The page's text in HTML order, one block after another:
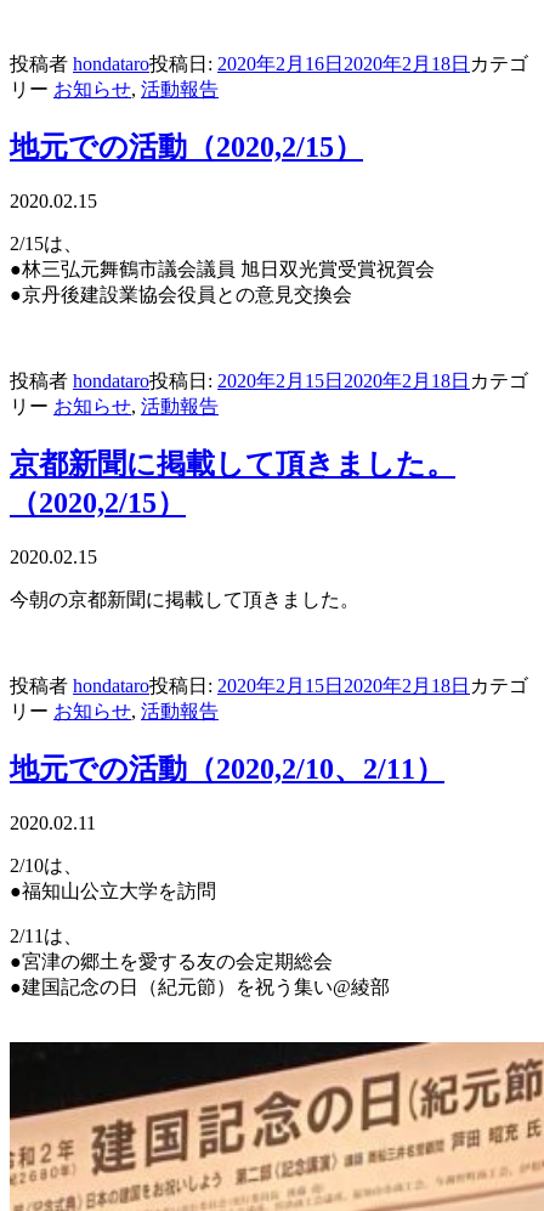
投稿者 hondataro投稿日: 2020年2月16日 2020年2月18日 カテゴ
リー お知らせ, 活動報告
地元での活動（2020,2/15）
2020.02.15
2/15は、
●林三弘元舞鶴市議会議員 旭日双光賞受賞祝賀会
●京丹後建設業協会役員との意見交換会
投稿者 hondataro投稿日: 2020年2月15日 2020年2月18日 カテゴ
リー お知らせ, 活動報告
京都新聞に掲載して頂きました。
（2020,2/15）
2020.02.15
今朝の京都新聞に掲載して頂きました。
投稿者 hondataro投稿日: 2020年2月15日 2020年2月18日 カテゴ
リー お知らせ, 活動報告
地元での活動（2020,2/10、2/11）
2020.02.11
2/10は、
●福知山公立大学を訪問
2/11は、
●宮津の郷土を愛する友の会定期総会
●建国記念の日（紀元節）を祝う集い@綾部